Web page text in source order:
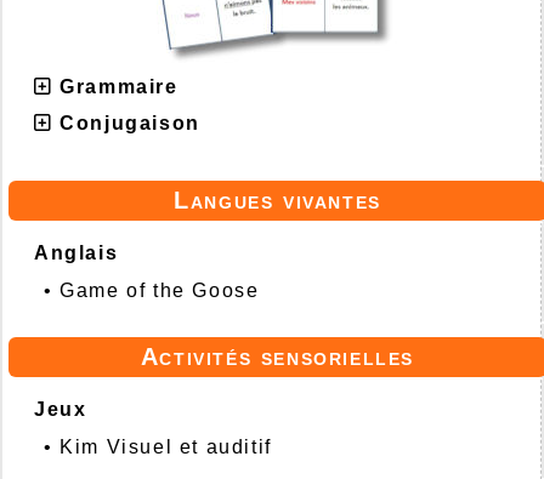
Grammaire
Conjugaison
Langues vivantes
Anglais
•Game of the Goose
Activités sensorielles
Jeux
• Kim Visuel et auditif